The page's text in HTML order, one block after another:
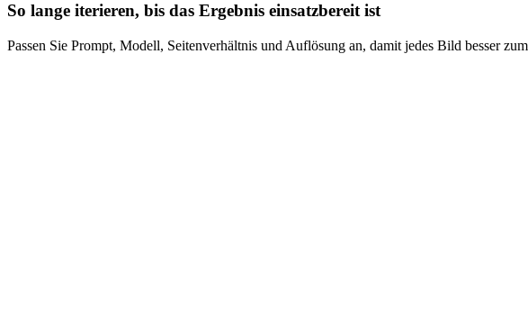
So lange iterieren, bis das Ergebnis einsatzbereit ist
Passen Sie Prompt, Modell, Seitenverhältnis und Auflösung an, damit jedes Bild besser